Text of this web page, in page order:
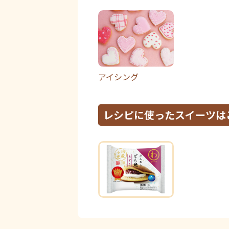
アイシング
レシピに使ったスイーツ